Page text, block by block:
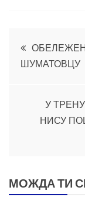
чланка
ШУМАТОВЦУ
У
НИСУ
МОЖДА ТИ